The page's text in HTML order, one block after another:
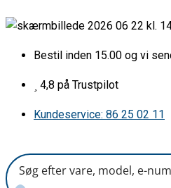
til
Bestil inden 15.00 og vi
4,8 på Trustpilot
Kundeservice: 86 25 02 11
B407mm